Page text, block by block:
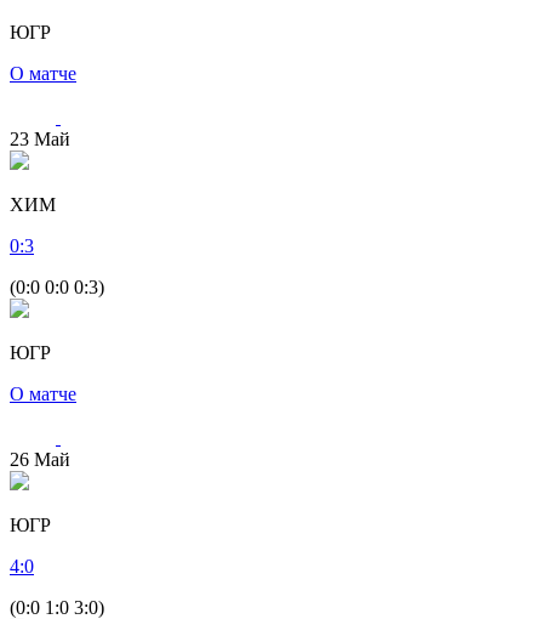
ЮГР
О матче
23 Май
ХИМ
0:3
(0:0 0:0 0:3)
ЮГР
О матче
26 Май
ЮГР
4:0
(0:0 1:0 3:0)